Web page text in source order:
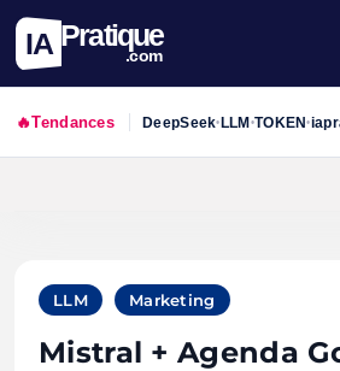
IA Pratique
.com
🔥Tendances DeepSeek•LLM•TOKEN•
LLM Marketing
Mistral + Agenda